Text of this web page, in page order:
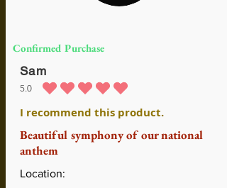
Confirmed Purchase
Sam
5.0
средний рейтинг 5 из 5
I recommend this product.
Beautiful symphony of our national
anthem
Location: